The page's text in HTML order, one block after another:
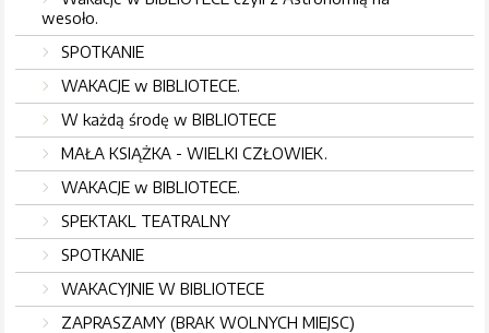
wesoło.
SPOTKANIE
WAKACJE w BIBLIOTECE.
W każdą środę w BIBLIOTECE
MAŁA KSIĄŻKA - WIELKI CZŁOWIEK.
WAKACJE w BIBLIOTECE.
SPEKTAKL TEATRALNY
SPOTKANIE
WAKACYJNIE W BIBLIOTECE
ZAPRASZAMY (BRAK WOLNYCH MIEJSC)